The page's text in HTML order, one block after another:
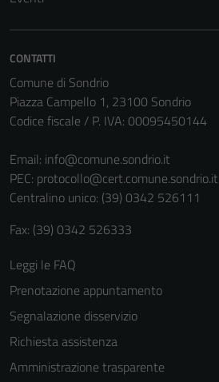
CONTATTI
Comune di Sondrio
Piazza Campello 1, 23100 Sondrio
Codice fiscale / P. IVA: 00095450144
Email: info@comune.sondrio.it
PEC: protocollo@cert.comune.sondrio.it
Centralino unico: (39) 0342 526111
Fax: (39) 0342 526333
Leggi le FAQ
Prenotazione appuntamento
Segnalazione disservizio
Richiesta assistenza
Amministrazione trasparente